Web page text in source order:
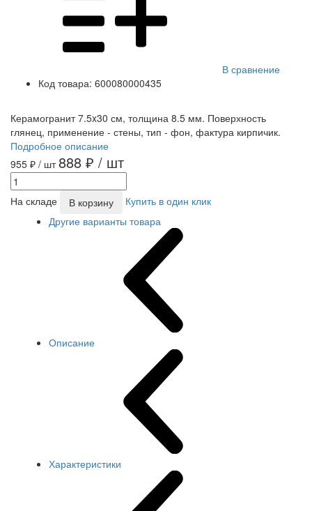
В сравнение
Код товара: 600080000435
Керамогранит 7.5x30 см, толщина 8.5 мм. Поверхность
глянец, применение - стены, тип - фон, фактура кирпичик.
Подробное описание
955 ₽ / шт 888 ₽ / шт
На складе В корзину
Купить в один клик
Другие варианты товара
Описание
Характеристики